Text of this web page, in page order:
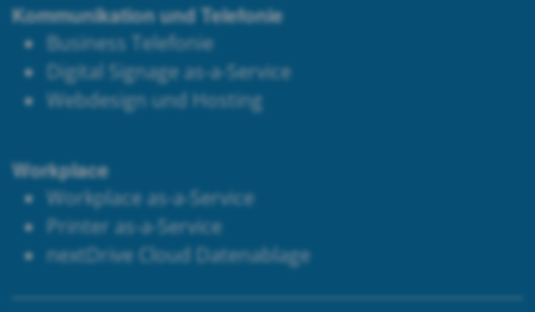
Kommunikation und Telefonie
Business Telefonie
Digital Signage as-a-Service
Webdesign und Hosting
Workplace
Workplace as-a-Service
Printer as-a-Service
nextDrive Cloud Datenablage